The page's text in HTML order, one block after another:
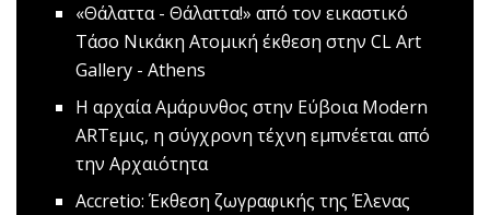
«Θάλαττα - Θάλαττα!» από τον εικαστικό
Τάσο Νικάκη Ατομική έκθεση στην CL Art
Gallery - Athens
Η αρχαία Αμάρυνθος στην ΕύβοιαModern
ARTεμις, η σύγχρονη τέχνη εμπνέεται από
την Αρχαιότητα
Accretio: Έκθεση ζωγραφικής της Έλενας